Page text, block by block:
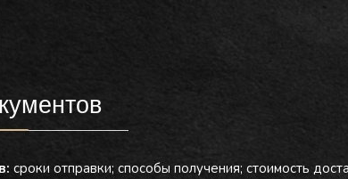
сроки отправки; способы получения; стоимость